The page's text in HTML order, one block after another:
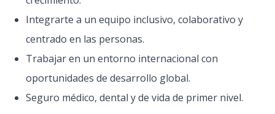
Integrarte a un equipo inclusivo, colaborativo y
centrado en las personas.
Trabajar en un entorno internacional con
oportunidades de desarrollo global.
Seguro médico, dental y de vida de primer nivel.